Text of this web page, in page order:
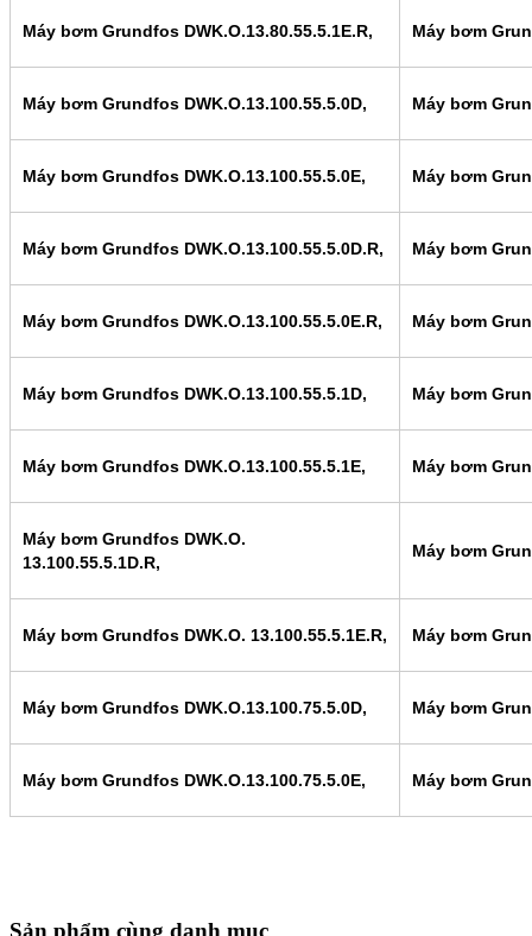
Máy bơm Grundfos DWK.O.13.80.55.5.1E.R, Máy bơm
Máy bơm Grundfos DWK.O.13.100.55.5.0D, Máy bơm
Máy bơm Grundfos DWK.O.13.100.55.5.0E, Máy bơm
Máy bơm Grundfos DWK.O.13.100.55.5.0D.R, Máy bơm
Máy bơm Grundfos DWK.O.13.100.55.5.0E.R, Máy bơm
Máy bơm Grundfos DWK.O.13.100.55.5.1D, Máy bơm
Máy bơm Grundfos DWK.O.13.100.55.5.1E, Máy bơm
Máy bơm Grundfos DWK.O.
13.100.55.5.1D.R,
Máy bơm
Máy bơm Grundfos DWK.O. 13.100.55.5.1E.R, Máy bơm
Máy bơm Grundfos DWK.O.13.100.75.5.0D, Máy bơm
Máy bơm Grundfos DWK.O.13.100.75.5.0E, Máy bơm
Sản phẩm cùng danh mục